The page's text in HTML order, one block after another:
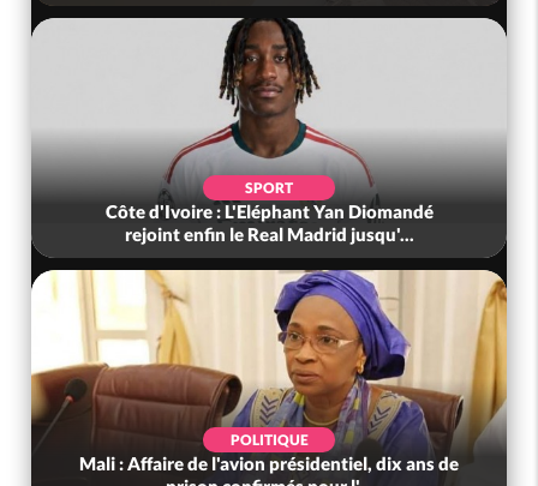
SPORT
Côte d'Ivoire : L'Eléphant Yan Diomandé
rejoint enfin le Real Madrid jusqu'...
POLITIQUE
Mali : Affaire de l'avion présidentiel, dix ans de